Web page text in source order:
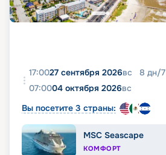
17:0027 сентября 2026вс 8 дн/7
07:0004 октября 2026вс
Вы посетите 3 страны:
MSC Seascape
КОМФОРТ